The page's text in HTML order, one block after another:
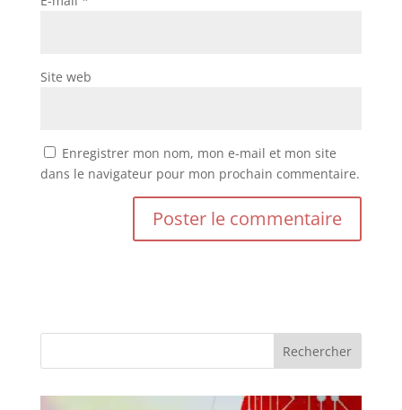
Site web
Enregistrer mon nom, mon e-mail et mon site
dans le navigateur pour mon prochain commentaire.